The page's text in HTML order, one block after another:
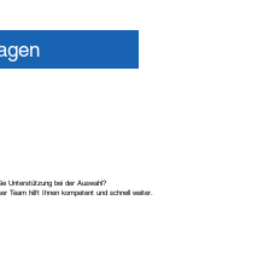
Unterstützung bei der Auswahl?
Team hilft Ihnen kompetent und schnell weiter.